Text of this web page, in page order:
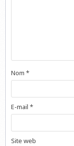
Nom*
E-mail*
Site web